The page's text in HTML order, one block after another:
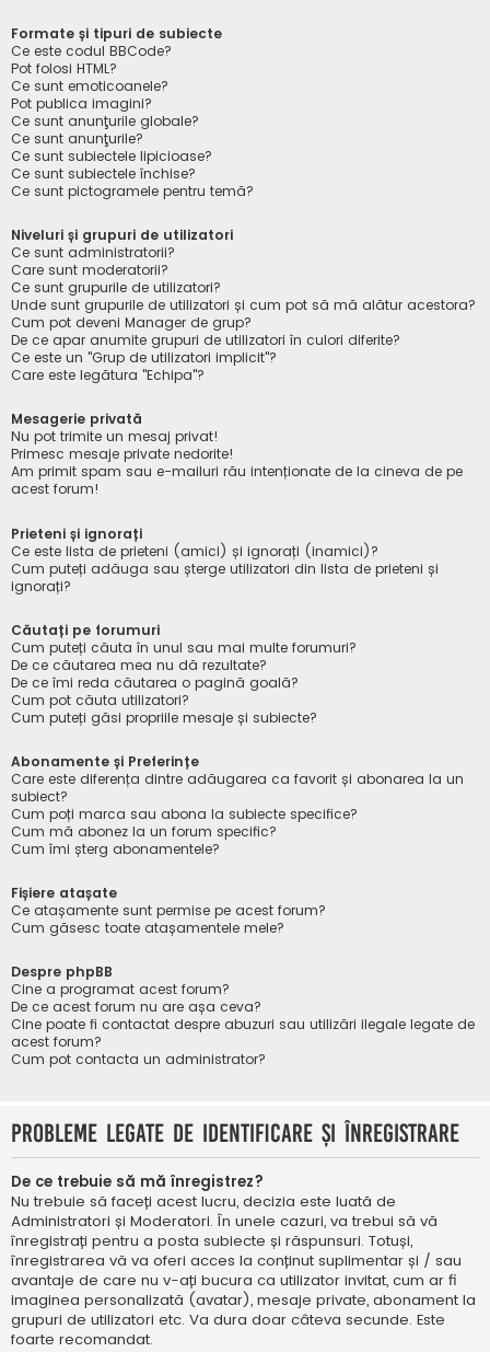
Formate și tipuri de subiecte
Ce este codul BBCode?
Pot folosi HTML?
Ce sunt emoticoanele?
Pot publica imagini?
Ce sunt anunţurile globale?
Ce sunt anunţurile?
Ce sunt subiectele lipicioase?
Ce sunt subiectele închise?
Ce sunt pictogramele pentru temă?
Niveluri și grupuri de utilizatori
Ce sunt administratorii?
Care sunt moderatorii?
Ce sunt grupurile de utilizatori?
Unde sunt grupurile de utilizatori și cum pot să mă alătur acestora?
Cum pot deveni Manager de grup?
De ce apar anumite grupuri de utilizatori în culori diferite?
Ce este un "Grup de utilizatori implicit"?
Care este legătura "Echipa"?
Mesagerie privată
Nu pot trimite un mesaj privat!
Primesc mesaje private nedorite!
Am primit spam sau e-mailuri rău intenționate de la cineva de pe
acest forum!
Prieteni și ignorați
Ce este lista de prieteni (amici) și ignorați (inamici)?
Cum puteți adăuga sau șterge utilizatori din lista de prieteni și
ignorați?
Căutați pe forumuri
Cum puteți căuta în unul sau mai multe forumuri?
De ce căutarea mea nu dă rezultate?
De ce îmi reda căutarea o pagină goală?
Cum pot căuta utilizatori?
Cum puteți găsi propriile mesaje și subiecte?
Abonamente și Preferințe
Care este diferența dintre adăugarea ca favorit și abonarea la un
subiect?
Cum poți marca sau abona la subiecte specifice?
Cum mă abonez la un forum specific?
Cum îmi șterg abonamentele?
Fișiere atașate
Ce atașamente sunt permise pe acest forum?
Cum găsesc toate atașamentele mele?
Despre phpBB
Cine a programat acest forum?
De ce acest forum nu are așa ceva?
Cine poate fi contactat despre abuzuri sau utilizări ilegale legate de
acest forum?
Cum pot contacta un administrator?
Probleme legate de identificare și înregistrare
De ce trebuie să mă înregistrez?
Nu trebuie să faceți acest lucru, decizia este luată de
Administratori și Moderatori. În unele cazuri, va trebui să vă
înregistrați pentru a posta subiecte și răspunsuri. Totuși,
înregistrarea vă va oferi acces la conținut suplimentar și / sau
avantaje de care nu v-ați bucura ca utilizator invitat, cum ar fi
imaginea personalizată (avatar), mesaje private, abonament la
grupuri de utilizatori etc. Va dura doar câteva secunde. Este
foarte recomandat.